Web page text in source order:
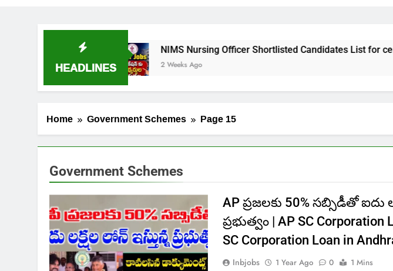
HEADLINES
NIMS Nursing Officer Shortlisted Candidates List for certificate
2 Weeks Ago
Home Government Schemes Page 15
Government Schemes
AP ప్రజలకు 50% సబ్సిడీతో ఐదు
ప్రభుత్వం | AP SC Corporation
SC Corporation Loan in
Inbjobs 1 Year Ago 0 1 Mins